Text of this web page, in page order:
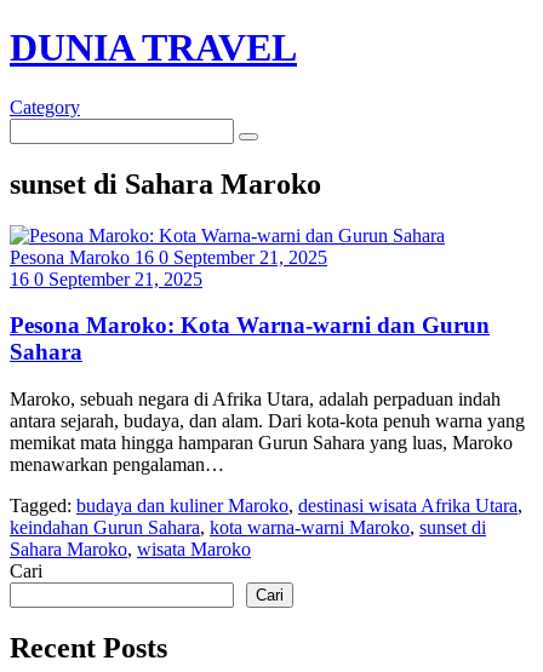
DUNIA TRAVEL
Category
sunset di Sahara Maroko
Pesona Maroko 16 0 September 21, 2025
16 0 September 21, 2025
Pesona Maroko: Kota Warna-warni dan Gurun
Sahara
Maroko, sebuah negara di Afrika Utara, adalah perpaduan indah
antara sejarah, budaya, dan alam. Dari kota-kota penuh warna yang
memikat mata hingga hamparan Gurun Sahara yang luas, Maroko
menawarkan pengalaman…
Tagged: budaya dan kuliner Maroko, destinasi wisata Afrika Utara,
keindahan Gurun Sahara, kota warna-warni Maroko, sunset di
Sahara Maroko, wisata Maroko
Cari
Cari
Recent Posts